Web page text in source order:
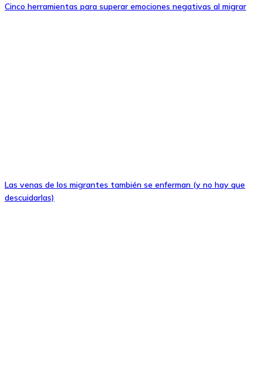
Cinco herramientas para superar emociones negativas al migrar
Las venas de los migrantes también se enferman (y no hay que
descuidarlas)